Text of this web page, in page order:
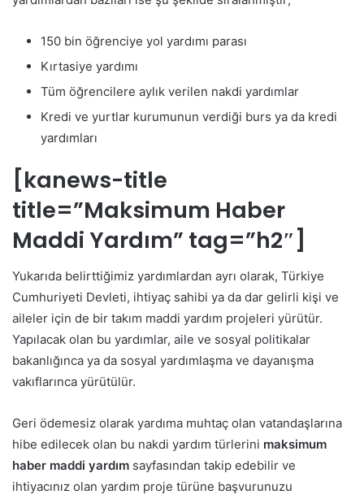
150 bin öğrenciye yol yardımı parası
Kırtasiye yardımı
Tüm öğrencilere aylık verilen nakdi yardımlar
Kredi ve yurtlar kurumunun verdiği burs ya da kredi
yardımları
[kanews-title
title=”Maksimum Haber
Maddi Yardım” tag=”h2″]
Yukarıda belirttiğimiz yardımlardan ayrı olarak, Türkiye
Cumhuriyeti Devleti, ihtiyaç sahibi ya da dar gelirli kişi ve
aileler için de bir takım maddi yardım projeleri yürütür.
Yapılacak olan bu yardımlar, aile ve sosyal politikalar
bakanlığınca ya da sosyal yardımlaşma ve dayanışma
vakıflarınca yürütülür.
Geri ödemesiz olarak yardıma muhtaç olan vatandaşlarına
hibe edilecek olan bu nakdi yardım türlerini maksimum
haber maddi yardım sayfasından takip edebilir ve
ihtiyacınız olan yardım proje türüne başvurunuzu